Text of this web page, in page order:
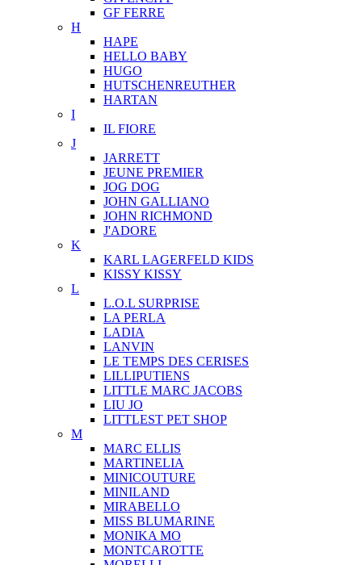
GF FERRE
H
HAPE
HELLO BABY
HUGO
HUTSCHENREUTHER
HARTAN
I
IL FIORE
J
JARRETT
JEUNE PREMIER
JOG DOG
JOHN GALLIANO
JOHN RICHMOND
J'ADORE
K
KARL LAGERFELD KIDS
KISSY KISSY
L
L.O.L SURPRISE
LA PERLA
LADIA
LANVIN
LE TEMPS DES CERISES
LILLIPUTIENS
LITTLE MARC JACOBS
LIU JO
LITTLEST PET SHOP
M
MARC ELLIS
MARTINELIA
MINICOUTURE
MINILAND
MIRABELLO
MISS BLUMARINE
MONIKA MO
MONTCAROTTE